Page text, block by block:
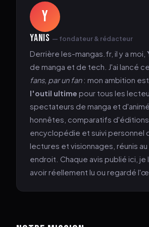
ESC
Y
YANIS — fondateur & rédacteur
Derrière les-mangas.fr, il y a moi,
de manga et de tech. J'ai lancé
fans, par un fan: mon ambition
l'outil ultime pour tous les
spectateurs de manga et
honnêtes, comparatifs d'éditions,
encyclopédie et suivi personnel
lectures et visionnages, réunis
endroit. Chaque avis publié ici, je
avoir réellement lu ou regardé